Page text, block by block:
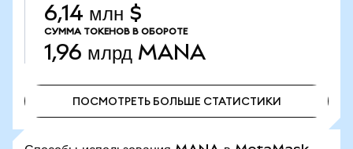
6,14 млн $
СУММА ТОКЕНОВ В ОБОРОТЕ
1,96 млрд MANA
ПОСМОТРЕТЬ БОЛЬШЕ СТАТИСТИКИ